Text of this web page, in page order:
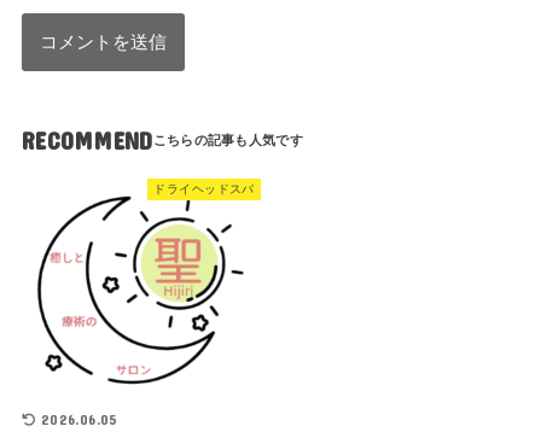
RECOMMEND
ドライヘッドスパ
2026.06.05